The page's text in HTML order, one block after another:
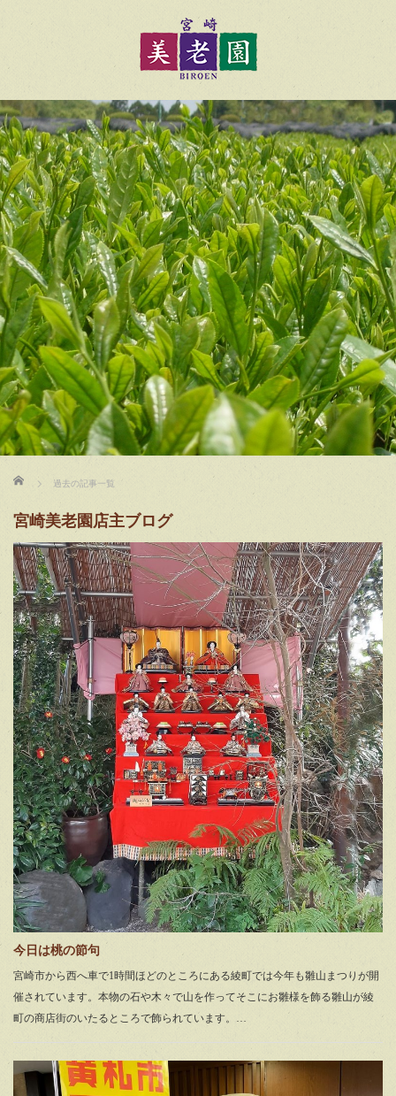
ホーム 過去の記事一覧
宮崎美老園店主ブログ
今日は桃の節句
宮崎市から西へ車で1時間ほどのところにある綾町では今年も雛山まつりが開
催されています。本物の石や木々で山を作ってそこにお雛様を飾る雛山が綾
町の商店街のいたるところで飾られています。…